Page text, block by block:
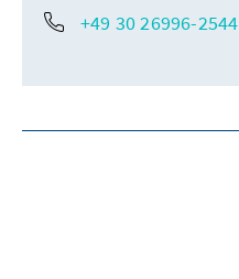
+49 30 26996-2544